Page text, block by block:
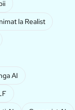
la Realist
AI